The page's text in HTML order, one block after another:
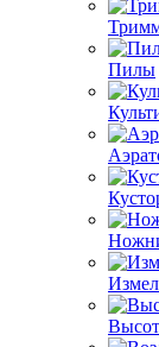
Пилы